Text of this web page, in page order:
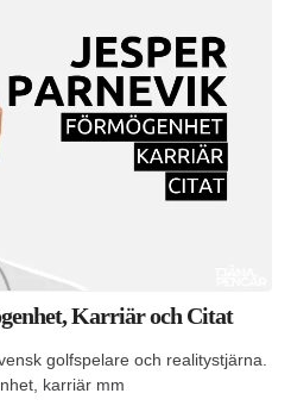
Karriär och Citat
golfspelare och realitystjärna.
karriär mm